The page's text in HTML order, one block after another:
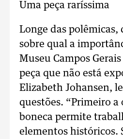
Uma peça raríssima
Longe das polêmicas,
sobre qual a
Museu Campos
peça que não está
Elizabeth Johansen,
questões. “Primeiro a
boneca permite
elementos históricos.